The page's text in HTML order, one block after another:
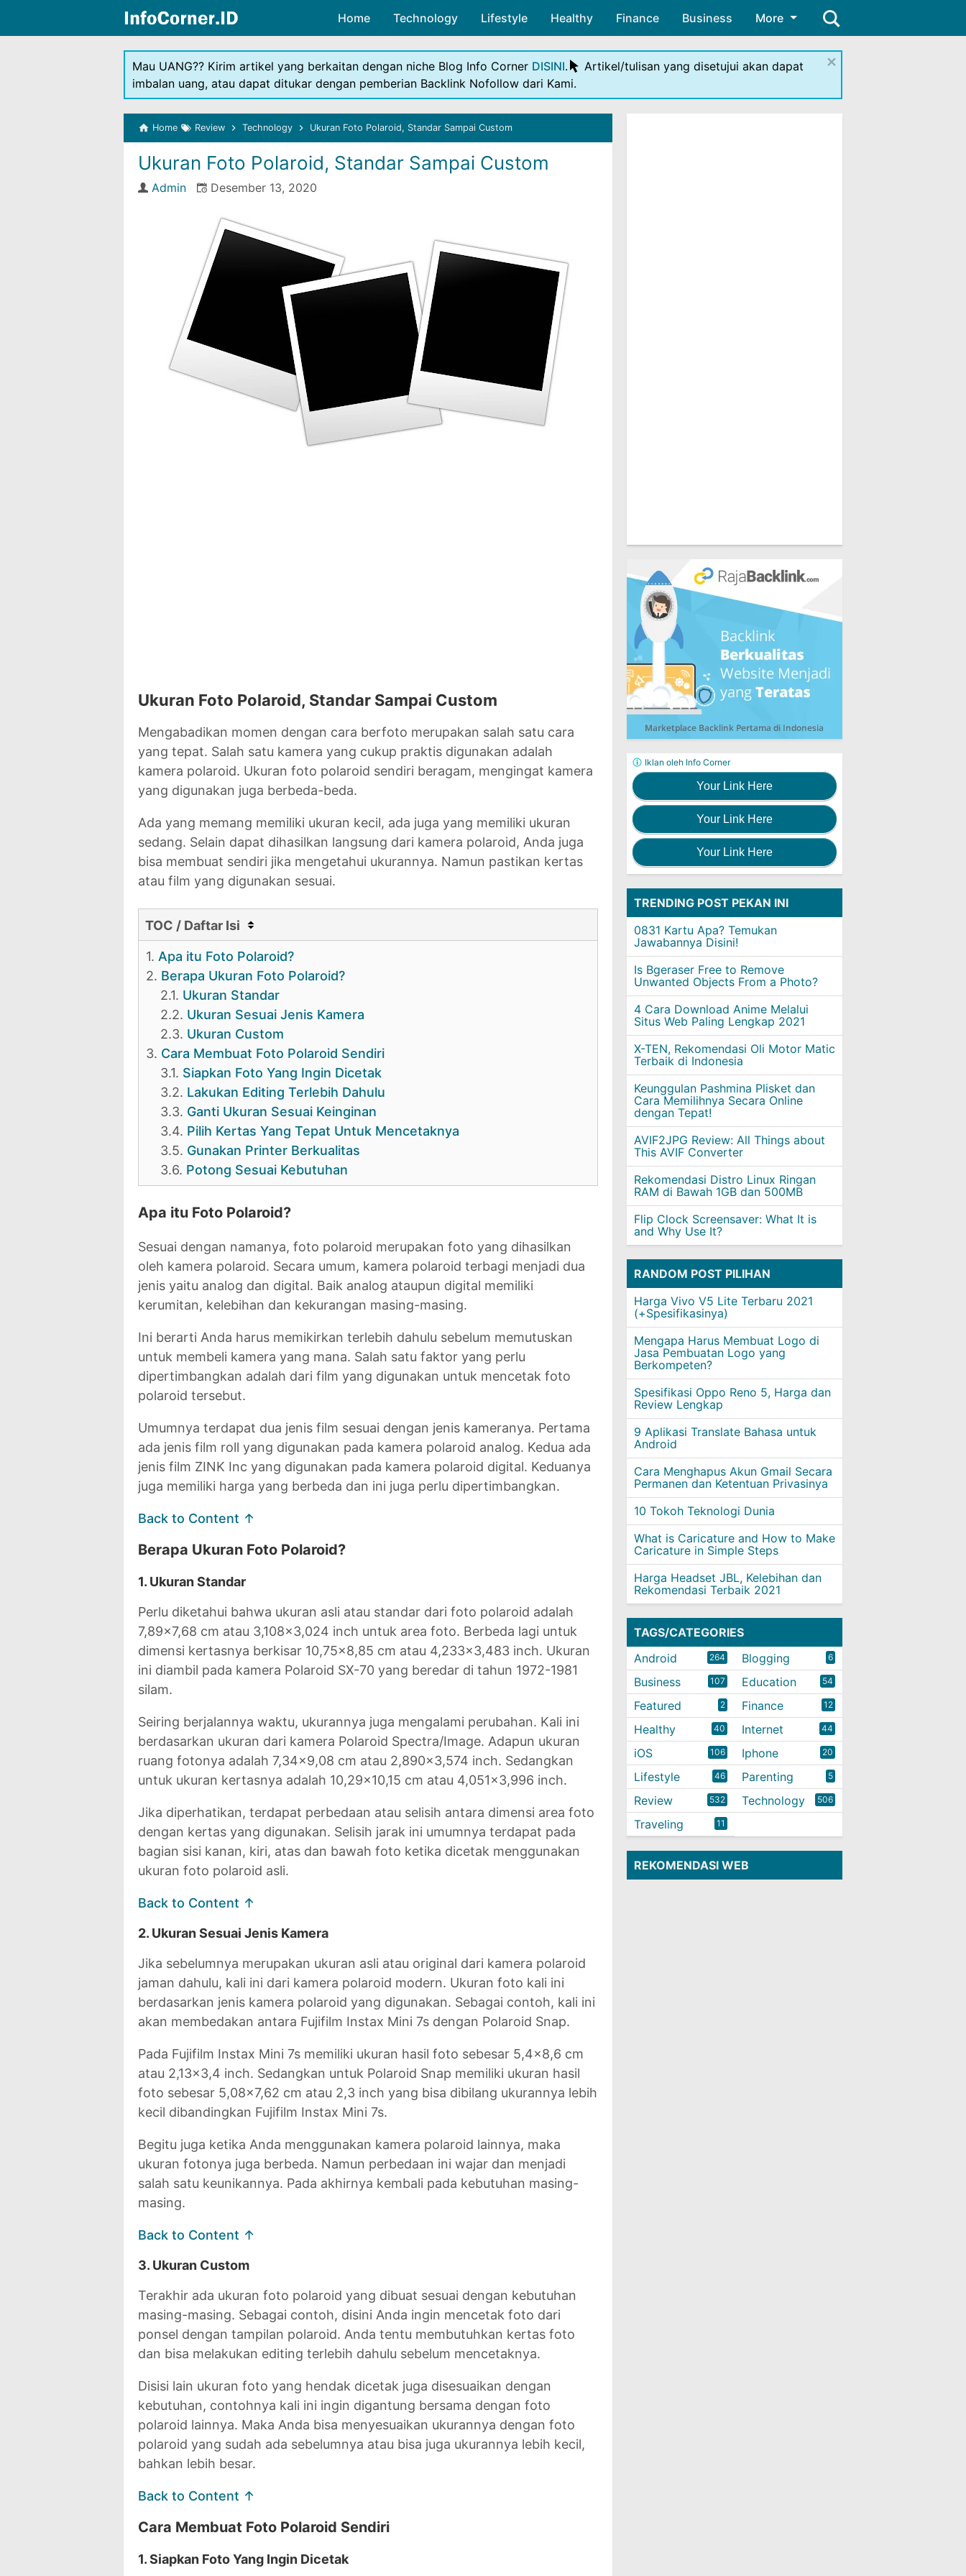
Skip to main content
Home Technology Lifestyle Healthy Finance Business More
Mau UANG?? Kirim artikel yang berkaitan dengan niche Blog Info Corner DISINI.
Artikel/tulisan yang disetujui akan dapat
imbalan uang, atau dapat ditukar dengan pemberian Backlink Nofollow dari Kami.
×
Home Review Technology Ukuran Foto Polaroid, Standar Sampai Custom
Ukuran Foto Polaroid, Standar Sampai Custom
Admin Desember 13, 2020
Ukuran Foto Polaroid, Standar Sampai Custom
Mengabadikan momen dengan cara berfoto merupakan salah satu cara
yang tepat. Salah satu kamera yang cukup praktis digunakan adalah
kamera polaroid. Ukuran foto polaroid sendiri beragam, mengingat kamera
yang digunakan juga berbeda-beda.
Ada yang memang memiliki ukuran kecil, ada juga yang memiliki ukuran
sedang. Selain dapat dihasilkan langsung dari kamera polaroid, Anda juga
bisa membuat sendiri jika mengetahui ukurannya. Namun pastikan kertas
atau film yang digunakan sesuai.
TOC / Daftar Isi
1. Apa itu Foto Polaroid?
2. Berapa Ukuran Foto Polaroid?
2.1. Ukuran Standar
2.2. Ukuran Sesuai Jenis Kamera
2.3. Ukuran Custom
3. Cara Membuat Foto Polaroid Sendiri
3.1. Siapkan Foto Yang Ingin Dicetak
3.2. Lakukan Editing Terlebih Dahulu
3.3. Ganti Ukuran Sesuai Keinginan
3.4. Pilih Kertas Yang Tepat Untuk Mencetaknya
3.5. Gunakan Printer Berkualitas
3.6. Potong Sesuai Kebutuhan
Apa itu Foto Polaroid?
Sesuai dengan namanya, foto polaroid merupakan foto yang dihasilkan
oleh kamera polaroid. Secara umum, kamera polaroid terbagi menjadi dua
jenis yaitu analog dan digital. Baik analog ataupun digital memiliki
kerumitan, kelebihan dan kekurangan masing-masing.
Ini berarti Anda harus memikirkan terlebih dahulu sebelum memutuskan
untuk membeli kamera yang mana. Salah satu faktor yang perlu
dipertimbangkan adalah dari film yang digunakan untuk mencetak foto
polaroid tersebut.
Umumnya terdapat dua jenis film sesuai dengan jenis kameranya. Pertama
ada jenis film roll yang digunakan pada kamera polaroid analog. Kedua ada
jenis film ZINK Inc yang digunakan pada kamera polaroid digital. Keduanya
juga memiliki harga yang berbeda dan ini juga perlu dipertimbangkan.
Back to Content ↑
Berapa Ukuran Foto Polaroid?
1. Ukuran Standar
Perlu diketahui bahwa ukuran asli atau standar dari foto polaroid adalah
7,89x7,68 cm atau 3,108x3,024 inch untuk area foto. Berbeda lagi untuk
dimensi kertasnya berkisar 10,75x8,85 cm atau 4,233x3,483 inch. Ukuran
ini diambil pada kamera Polaroid SX-70 yang beredar di tahun 1972-1981
silam.
Seiring berjalannya waktu, ukurannya juga mengalami perubahan. Kali ini
berdasarkan ukuran dari kamera Polaroid Spectra/Image. Adapun ukuran
ruang fotonya adalah 7,34x9,08 cm atau 2,890x3,574 inch. Sedangkan
untuk ukuran kertasnya adalah 10,29x10,15 cm atau 4,051x3,996 inch.
Jika diperhatikan, terdapat perbedaan atau selisih antara dimensi area foto
dengan kertas yang digunakan. Selisih jarak ini umumnya terdapat pada
bagian sisi kanan, kiri, atas dan bawah foto ketika dicetak menggunakan
ukuran foto polaroid asli.
Back to Content ↑
2. Ukuran Sesuai Jenis Kamera
Jika sebelumnya merupakan ukuran asli atau original dari kamera polaroid
jaman dahulu, kali ini dari kamera polaroid modern. Ukuran foto kali ini
berdasarkan jenis kamera polaroid yang digunakan. Sebagai contoh, kali ini
akan membedakan antara Fujifilm Instax Mini 7s dengan Polaroid Snap.
Pada Fujifilm Instax Mini 7s memiliki ukuran hasil foto sebesar 5,4x8,6 cm
atau 2,13x3,4 inch. Sedangkan untuk Polaroid Snap memiliki ukuran hasil
foto sebesar 5,08x7,62 cm atau 2,3 inch yang bisa dibilang ukurannya lebih
kecil dibandingkan Fujifilm Instax Mini 7s.
Begitu juga ketika Anda menggunakan kamera polaroid lainnya, maka
ukuran fotonya juga berbeda. Namun perbedaan ini wajar dan menjadi
salah satu keunikannya. Pada akhirnya kembali pada kebutuhan masing-
masing.
Back to Content ↑
3. Ukuran Custom
Terakhir ada ukuran foto polaroid yang dibuat sesuai dengan kebutuhan
masing-masing. Sebagai contoh, disini Anda ingin mencetak foto dari
ponsel dengan tampilan polaroid. Anda tentu membutuhkan kertas foto
dan bisa melakukan editing terlebih dahulu sebelum mencetaknya.
Disisi lain ukuran foto yang hendak dicetak juga disesuaikan dengan
kebutuhan, contohnya kali ini ingin digantung bersama dengan foto
polaroid lainnya. Maka Anda bisa menyesuaikan ukurannya dengan foto
polaroid yang sudah ada sebelumnya atau bisa juga ukurannya lebih kecil,
bahkan lebih besar.
Back to Content ↑
Cara Membuat Foto Polaroid Sendiri
1. Siapkan Foto Yang Ingin Dicetak
Your Link Here
Your Link Here
Your Link Here
Iklan oleh Info Corner
TRENDING POST PEKAN INI
0831 Kartu Apa? Temukan
Jawabannya Disini!
Is Bgeraser Free to Remove
Unwanted Objects From a Photo?
4 Cara Download Anime Melalui
Situs Web Paling Lengkap 2021
X-TEN, Rekomendasi Oli Motor Matic
Terbaik di Indonesia
Keunggulan Pashmina Plisket dan
Cara Memilihnya Secara Online
dengan Tepat!
AVIF2JPG Review: All Things about
This AVIF Converter
Rekomendasi Distro Linux Ringan
RAM di Bawah 1GB dan 500MB
Flip Clock Screensaver: What It is
and Why Use It?
RANDOM POST PILIHAN
Harga Vivo V5 Lite Terbaru 2021
(+Spesifikasinya)
Mengapa Harus Membuat Logo di
Jasa Pembuatan Logo yang
Berkompeten?
Spesifikasi Oppo Reno 5, Harga dan
Review Lengkap
9 Aplikasi Translate Bahasa untuk
Android
Cara Menghapus Akun Gmail Secara
Permanen dan Ketentuan Privasinya
10 Tokoh Teknologi Dunia
What is Caricature and How to Make
Caricature in Simple Steps
Harga Headset JBL, Kelebihan dan
Rekomendasi Terbaik 2021
TAGS/CATEGORIES
Android
264 Blogging 6
Business 107 Education 54
Featured 2 Finance 12
Healthy 40 Internet 44
iOS 106 Iphone 20
Lifestyle 46 Parenting 5
Review 532 Technology 506
Traveling 11
REKOMENDASI WEB